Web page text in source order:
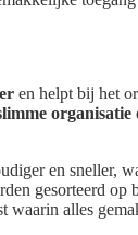
en helpt bij het
organisatie
en sneller,
gesorteerd op
waarin alles